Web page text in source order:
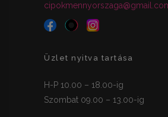
Üzlet nyitva tartása
H-P 10.00 – 18.00-ig
Szombat 09.00 – 13.00-ig